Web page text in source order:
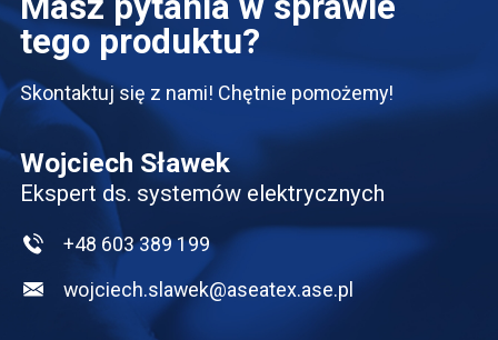
tego produktu?
Skontaktuj się z nami! Chętnie pomożemy!
Wojciech Sławek
Ekspert ds. systemów elektrycznych
+48 603 389 199
wojciech.slawek@aseatex.ase.pl